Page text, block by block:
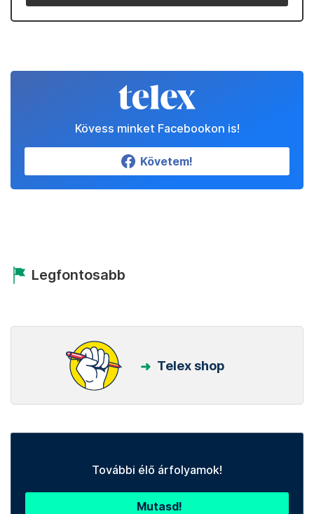
Kövess minket Facebookon is!
Követem!
Legfontosabb
Telex shop
További élő árfolyamok!
Mutasd!